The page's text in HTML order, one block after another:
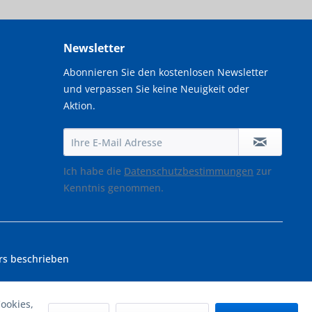
Newsletter
Abonnieren Sie den kostenlosen Newsletter
und verpassen Sie keine Neuigkeit oder
Aktion.
Ich habe die Datenschutzbestimmungen zur
Kenntnis genommen.
beschrieben